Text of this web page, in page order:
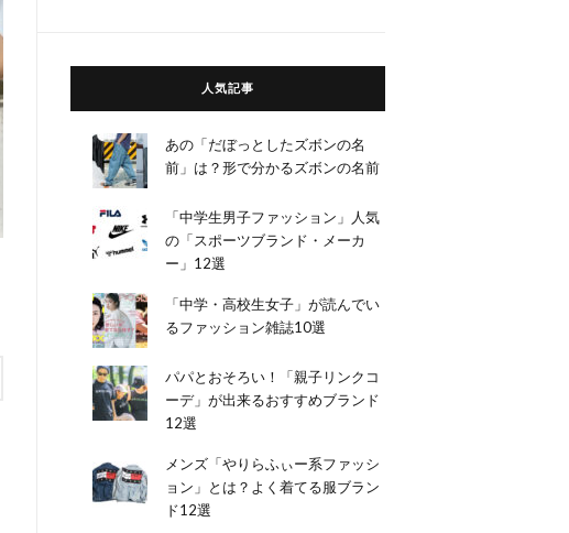
人気記事
あの「だぼっとしたズボンの名
前」は？形で分かるズボンの名前
「中学生男子ファッション」人気
の「スポーツブランド・メーカ
ー」12選
「中学・高校生女子」が読んでい
るファッション雑誌10選
パパとおそろい！「親子リンクコ
ーデ」が出来るおすすめブランド
12選
メンズ「やりらふぃー系ファッシ
ョン」とは？よく着てる服ブラン
ド12選